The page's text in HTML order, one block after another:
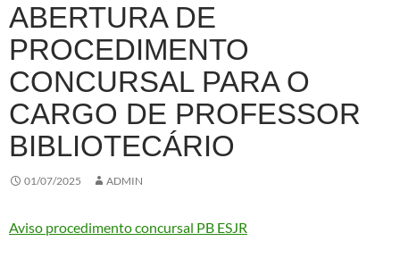
ABERTURA DE
PROCEDIMENTO
CONCURSAL PARA O
CARGO DE PROFESSOR
BIBLIOTECÁRIO
01/07/2025 ADMIN
Aviso procedimento concursal PB ESJR